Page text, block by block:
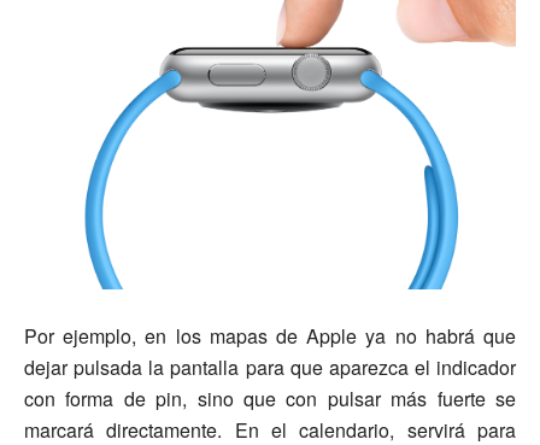
Por ejemplo, en los mapas de Apple ya no habrá que
dejar pulsada la pantalla para que aparezca el indicador
con forma de pin, sino que con pulsar más fuerte se
marcará directamente. En el calendario, servirá para